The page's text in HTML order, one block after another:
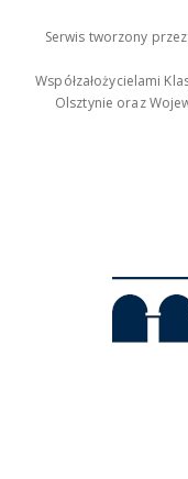
Serwis tworzony
Współzałożycielami
Olsztynie oraz